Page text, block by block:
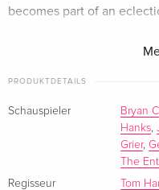
becomes part of an
discover that when you
PRODUKTDETAILS
Schauspieler Bryan
Hanks
Grier,
The
Regisseur
Tom